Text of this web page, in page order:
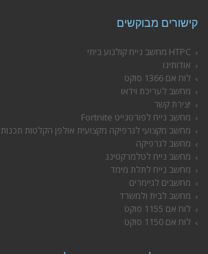
קישורים מבוקשים
HTPC מחשב נייח קולנוע ביתי
אודותינו
לוח אם 1366 סוקט
מחשב לעריכת וידאו
יצירת קשר
מחשב נייח לפורטנייט Fortnite
מחשב מקצועי לגרפיקה מקצועית אולפן הקלטות תכנות
מחשב לגרפיקה
מחשב נייח לטלמרקטינג
מחשב נייח לתלת מימד
מחשבים לגיימרים
מחשב לבית ולמשרד
לוח אם 1155 סוקט
לוח אם 1150 סוקט